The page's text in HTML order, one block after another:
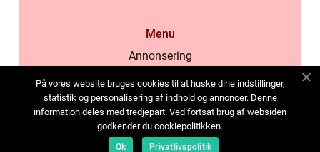
Menu
Annonsering
Cookies
Kontakta oss
Sitemap
På vores website bruges cookies til at huske dine indstillinger,
statistik og personalisering af indhold og annoncer. Denne
information deles med tredjepart. Ved fortsat brug af websiden
godkender du cookiepolitikken.
Ok Privatlivspolitik